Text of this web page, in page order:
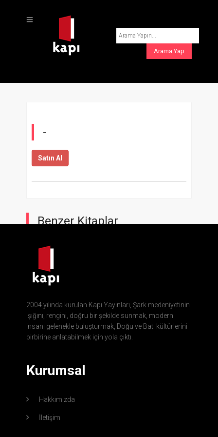
-
Satın Al
Benzer Kitaplar
2004 yılında kurulan Kapı Yayınları, Şark medeniyetinin
ışığını, rengini, doğru bir şekilde sunmak, modern
insanı gelenekle buluşturmak, Doğu ve Batı kültürlerini
birbirine anlatabilmek için yola çıktı.
Kurumsal
Hakkımızda
İletişim